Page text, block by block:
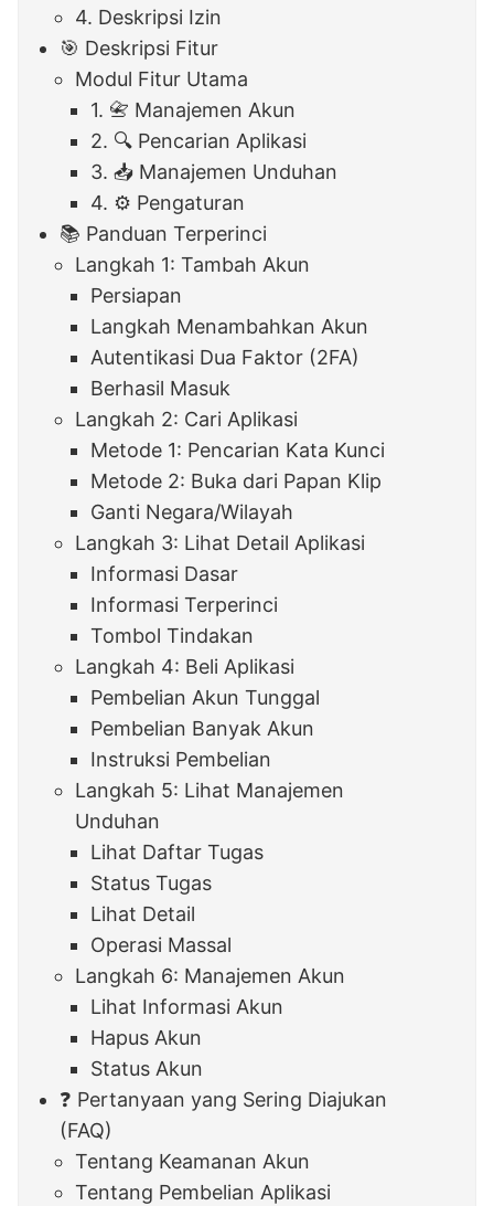
4. Deskripsi Izin
🎯 Deskripsi Fitur
Modul Fitur Utama
1. 📇 Manajemen Akun
2. 🔍 Pencarian Aplikasi
3. 📥 Manajemen Unduhan
4. ⚙️ Pengaturan
📚 Panduan Terperinci
Langkah 1: Tambah Akun
Persiapan
Langkah Menambahkan Akun
Autentikasi Dua Faktor (2FA)
Berhasil Masuk
Langkah 2: Cari Aplikasi
Metode 1: Pencarian Kata Kunci
Metode 2: Buka dari Papan Klip
Ganti Negara/Wilayah
Langkah 3: Lihat Detail Aplikasi
Informasi Dasar
Informasi Terperinci
Tombol Tindakan
Langkah 4: Beli Aplikasi
Pembelian Akun Tunggal
Pembelian Banyak Akun
Instruksi Pembelian
Langkah 5: Lihat Manajemen
Unduhan
Lihat Daftar Tugas
Status Tugas
Lihat Detail
Operasi Massal
Langkah 6: Manajemen Akun
Lihat Informasi Akun
Hapus Akun
Status Akun
❓ Pertanyaan yang Sering Diajukan
(FAQ)
Tentang Keamanan Akun
Tentang Pembelian Aplikasi